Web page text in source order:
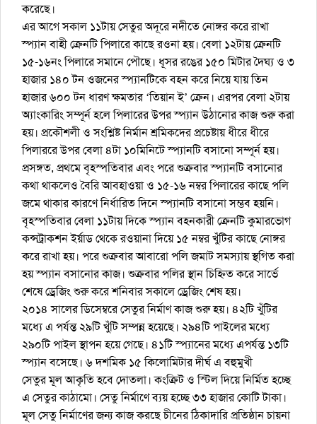
করেছে।
এর আগে সকাল ১১টায় সেতুর অদূরে নদীতে নোঙ্গর করে রাখা
স্প্যান বাহী ক্রেনটি পিলারে কাছে রওনা হয়। বেলা ১২টায় ক্রেনটি
১৫-১৬নং পিলারে সমানে পৌছে। ধূসর রঙের ১৫০ মিটার দৈঘ্য ও ৩
হাজার ১৪০ টন ওজনের স্প্যানটিকে বহন করে নিয়ে যায় তিন
হাজার ৬০০ টন ধারণ ক্ষমতার ‘তিয়ান ই’ ক্রেন। এরপর বেলা ২টায়
অ্যাংকারিং সম্পূর্ন হলে পিলারের উপর স্প্যান উঠানোর কাজ শুরু করা
হয়। প্রকৌশলী ও সংশ্লিষ্ট নির্মান শ্রমিকদের প্রচেষ্টায় ধীরে ধীরে
পিলাররে উপর বেলা ৪টা ১০মিনিটে স্প্যানটি বসানো সম্পূর্ন হয়।
প্রসঙ্গত, প্রথমে বৃহস্পতিবার এবং পরে শুক্রবার স্প্যানটি বসানোর
কথা থাকলেও বৈরি আবহাওয়া ও ১৫-১৬ নম্বর পিলারের কাছে পলি
জমে থাকার কারণে নির্ধারিত দিনে স্প্যানটি বসানো সম্ভব হয়নি।
বৃহস্পতিবার বেলা ১১টায় দিকে স্প্যান বহনকারী ক্রেনটি কুমারভোগ
কন্সট্রাকশন ইর্য়াড থেকে রওয়ানা দিয়ে ১৫ নম্বর খুঁটির কাছে নোঙ্গর
করে রাখা হয়। পরে শুক্রবার আবারো পলি জমাট সমস্যায় স্থগিত করা
হয় স্প্যান বসানোর কাজ। শুক্রবার পলির স্থান চিহ্নিত করে সার্ভে
শেষে ড্রেজিং শুরু করে শনিবার সকালে ড্রেজিং শেষ হয়।
২০১৪ সালের ডিসেম্বরে সেতুর নির্মাণ কাজ শুরু হয়। ৪২টি খুঁটির
মধ্যে এ পর্যন্ত ২৯টি খুঁটি সম্পন্ন হয়েছে। ২৯৪টি পাইলের মধ্যে
২৯০টি পাইল স্থাপন হয়ে গেছে। ৪১টি স্প্যানের মধ্যে এপর্যন্ত ১৩টি
স্প্যান বসেছে। ৬ দশমিক ১৫ কিলোমিটার দীর্ঘ এ বহুমুখী
সেতুর মূল আকৃতি হবে দোতলা। কংক্রিট ও স্টিল দিয়ে নির্মিত হচ্ছে
এ সেতুর কাঠামো। সেতু নির্মাণে ব্যয় হচ্ছে ৩৩ হাজার কোটি টাকা।
মূল সেতু নির্মাণের জন্য কাজ করছে চীনের ঠিকাদারি প্রতিষ্ঠান চায়না